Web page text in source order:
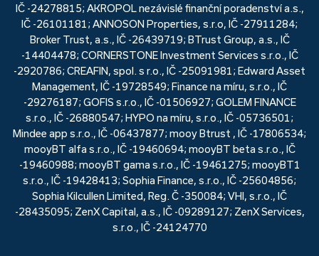
IČ -24278815; AKROPOL nezávislé finanční poradenství a.s.,
IČ -26101181; ANNOSON Properties, s.r.o, IČ -27911284;
Broker Trust, a.s., IČ -26439719; BTrust Group, a.s., IČ
-14404478; CORNERSTONE Investment Services s.r.o., IČ
-2920786; CREAFIN, spol. s r.o., IČ -25091981; Edward Asset
Management, IČ -19728549; Finance na míru, s.r.o., IČ
-29276187; GOFIS s.r.o., IČ -01506927; GOLEM FINANCE
s.r.o., IČ -26880547; HYPO na míru, s.r.o., IČ -05736501;
Mindee app s.r.o., IČ -06437877; mooy Btrust , IČ -17806534;
mooyBT alfa s.r.o., IČ -19460694; mooyBT beta s.r.o., IČ
-19460988; mooyBT gama s.r.o., IČ -19461275; mooyBT1
s.r.o., IČ -19428413; Sophia Finance, s.r.o., IČ -25604856;
Sophia Kilcullen Limited, Reg. Č -350084; VHI, s.r.o., IČ
-28435095; ZenX Capital, a.s., IČ -09289127; ZenX Services,
s.r.o., IČ -24124770